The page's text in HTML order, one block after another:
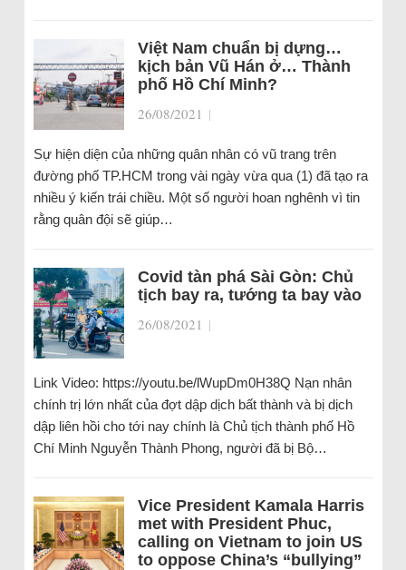
Việt Nam chuẩn bị dựng…
kịch bản Vũ Hán ở… Thành
phố Hồ Chí Minh?
26/08/2021 |
Sự hiện diện của những quân nhân có vũ trang trên
đường phố TP.HCM trong vài ngày vừa qua (1) đã tạo ra
nhiều ý kiến trái chiều. Một số người hoan nghênh vì tin
rằng quân đội sẽ giúp…
Covid tàn phá Sài Gòn: Chủ
tịch bay ra, tướng ta bay vào
26/08/2021 |
Link Video: https://youtu.be/lWupDm0H38Q Nạn nhân
chính trị lớn nhất của đợt dập dịch bất thành và bị dịch
dập liên hồi cho tới nay chính là Chủ tịch thành phố Hồ
Chí Minh Nguyễn Thành Phong, người đã bị Bộ…
Vice President Kamala Harris
met with President Phuc,
calling on Vietnam to join US
to oppose China’s “bullying”